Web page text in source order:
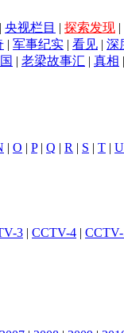
| 央视栏目 | 探索发现 |
| 军事纪实 | 看见 | 深
| 老梁故事汇 | 真相
| O | P| Q | R | S | T | U
3 | CCTV-4 |